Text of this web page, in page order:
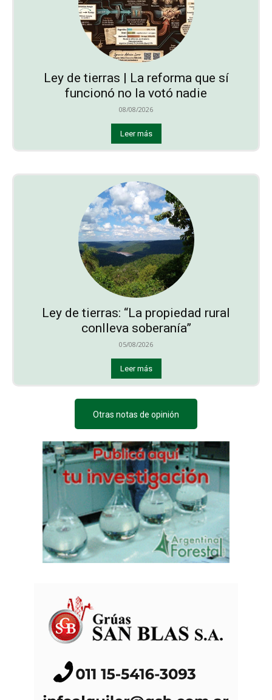
Ley de tierras | La reforma que sí
funcionó no la votó nadie
08/08/2026
Leer más
Ley de tierras: “La propiedad rural
conlleva soberanía”
05/08/2026
Leer más
Otras notas de opinión